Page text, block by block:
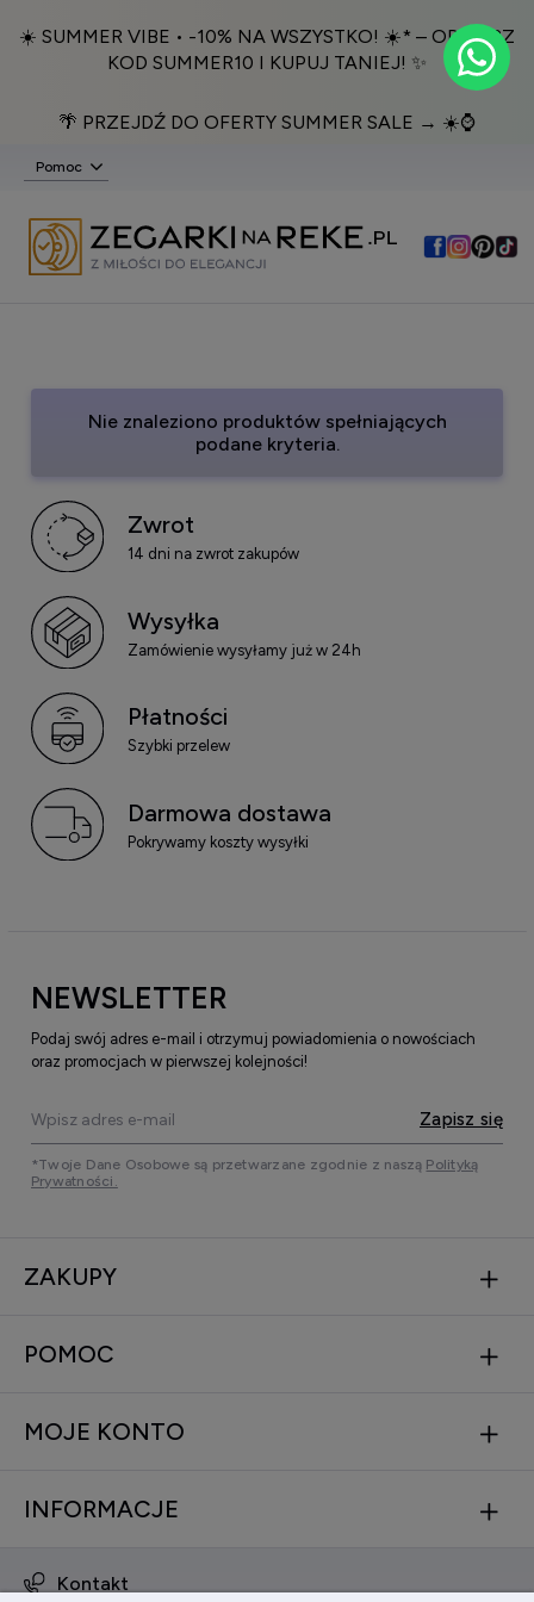
☀️ SUMMER VIBE • -10% NA WSZYSTKO! ☀️* – ODBIERZ
KOD SUMMER10 I KUPUJ TANIEJ! ✨
🌴 PRZEJDŹ DO OFERTY SUMMER SALE → ☀️⌚️
Pomoc
Nie znaleziono produktów spełniających
podane kryteria.
Zwrot
14 dni na zwrot zakupów
Wysyłka
Zamówienie wysyłamy już w 24h
Płatności
Szybki przelew
Darmowa dostawa
Pokrywamy koszty wysyłki
NEWSLETTER
Podaj swój adres e-mail i otrzymuj powiadomienia o nowościach
oraz promocjach w pierwszej kolejności!
Zapisz się
*Twoje Dane Osobowe są przetwarzane zgodnie z naszą Polityką
Prywatności.
ZAKUPY
POMOC
MOJE KONTO
INFORMACJE
Kontakt